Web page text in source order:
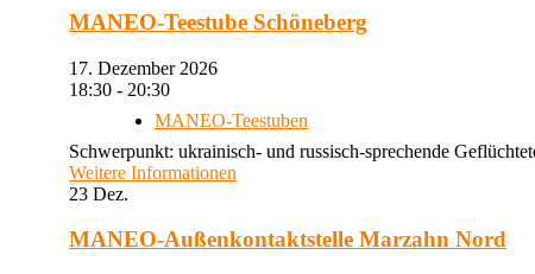
MANEO-Teestube Schöneberg
17. Dezember 2026
18:30 - 20:30
MANEO-Teestuben
Schwerpunkt: ukrainisch- und russisch-sprechende
Weitere Informationen
23 Dez.
MANEO-Außenkontaktstelle Marzahn Nord